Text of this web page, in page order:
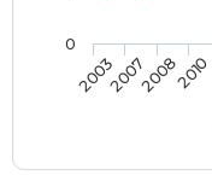
2003200720082010
0